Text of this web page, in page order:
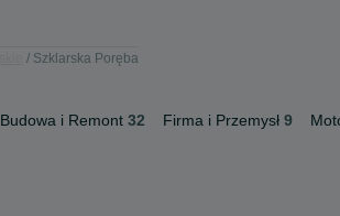
Szklarska Poręba
Budowa i Remont 32 Firma i Przemysł 9